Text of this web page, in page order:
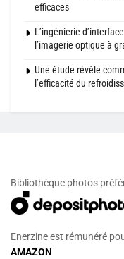
efficaces
L’ingénierie
l’imagerie optique à
Une étude révèle
l’efficacité du
Bibliothèque photos
Enerzine est rémunéré
AMAZON